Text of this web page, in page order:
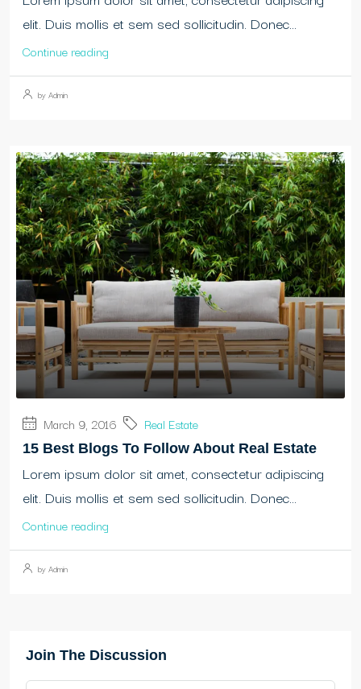
elit. Duis mollis et sem sed sollicitudin. Donec...
Continue reading
by Admin
March 9, 2016 Real Estate
15 Best Blogs To Follow About Real Estate
Lorem ipsum dolor sit amet, consectetur adipiscing
elit. Duis mollis et sem sed sollicitudin. Donec...
Continue reading
by Admin
Join The Discussion